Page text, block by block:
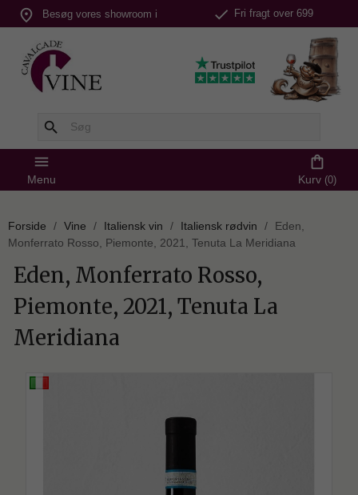
place Besøg vores showroom i
Silkeborg
check Fri fragt over 699
search
menu
Menu
shopping_bag
Kurv (0)
Forside Vine Italiensk vin Italiensk rødvin
Eden,
Monferrato Rosso, Piemonte, 2021, Tenuta La Meridiana
Eden, Monferrato Rosso,
Piemonte, 2021, Tenuta La
Meridiana